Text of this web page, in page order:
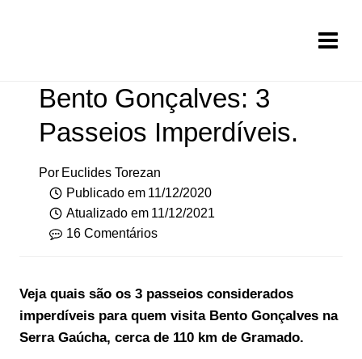
Bento Gonçalves: 3
Passeios Imperdíveis.
Por Euclides Torezan
Publicado em 11/12/2020
Atualizado em 11/12/2021
16 Comentários
Veja quais são os 3 passeios considerados
imperdíveis para quem visita Bento Gonçalves na
Serra Gaúcha, cerca de 110 km de Gramado.